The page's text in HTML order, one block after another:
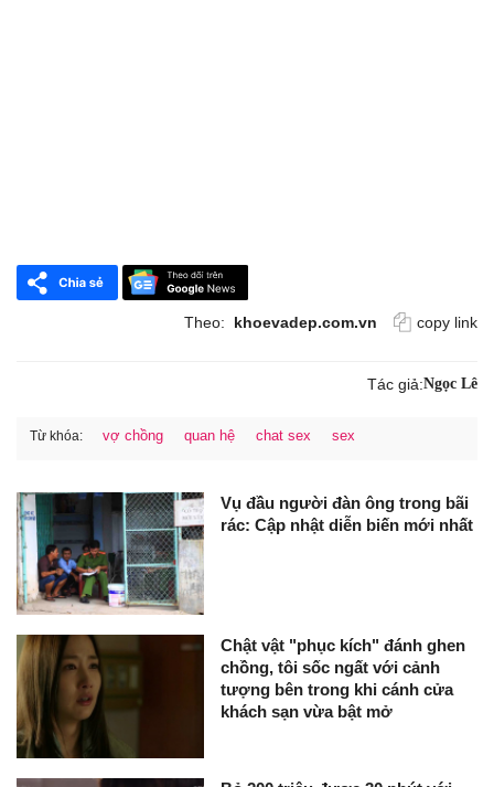
Theo: khoevadep.com.vn copy link
Tác giả:Ngọc Lê
Từ khóa: vợ chồng quan hệ chat sex sex
Vụ đầu người đàn ông trong bãi
rác: Cập nhật diễn biến mới nhất
Chật vật "phục kích" đánh ghen
chồng, tôi sốc ngất với cảnh
tượng bên trong khi cánh cửa
khách sạn vừa bật mở